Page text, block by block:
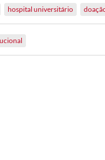
hospital universitário